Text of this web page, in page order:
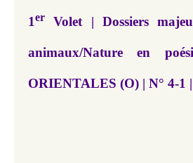
1er Volet | Dossiers
animaux/Nature en
ORIENTALES (O) | N° 4-1